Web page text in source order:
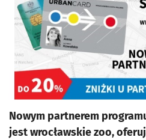
Nowym partnerem
jest wrocławskie zoo,